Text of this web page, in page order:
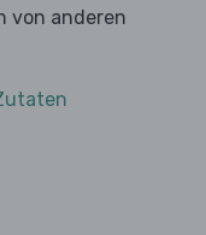
von anderen